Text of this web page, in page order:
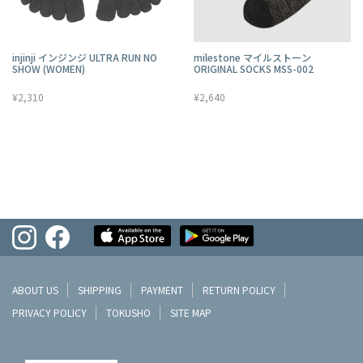
injinji インジンジ ULTRA RUN NO
SHOW (WOMEN)
¥2,310
milestone マイルストーン
ORIGINAL SOCKS MSS-002
¥2,640
ABOUT US SHIPPING PAYMENT
RETURN POLICY
PRIVACY POLICY
TOKUSHO SITE MAP